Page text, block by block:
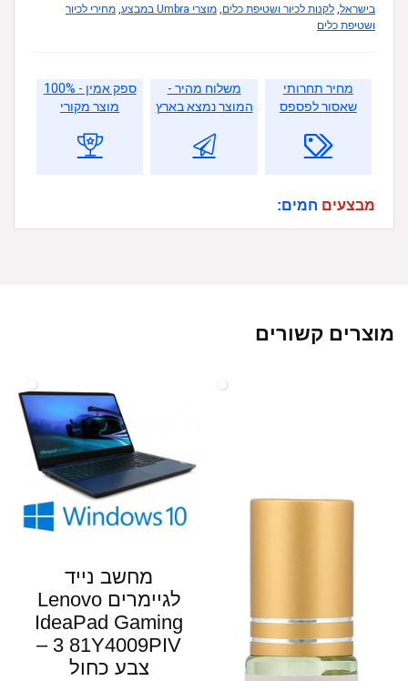
בישראל, לקנות לכיור ושטיפת כלים, מוצרי Umbra במבצע , מחירי לכיור
ושטיפת כלים
מחיר תחרותי
שאסור לפספס
משלוח מהיר -
המוצר נמצא בארץ
ספק אמין - 100%
מוצר מקורי
מבצעים חמים:
מוצרים קשורים
מחשב נייד
לגיימרים Lenovo
IdeaPad Gaming
3 81Y4009PIV –
צבע כחול